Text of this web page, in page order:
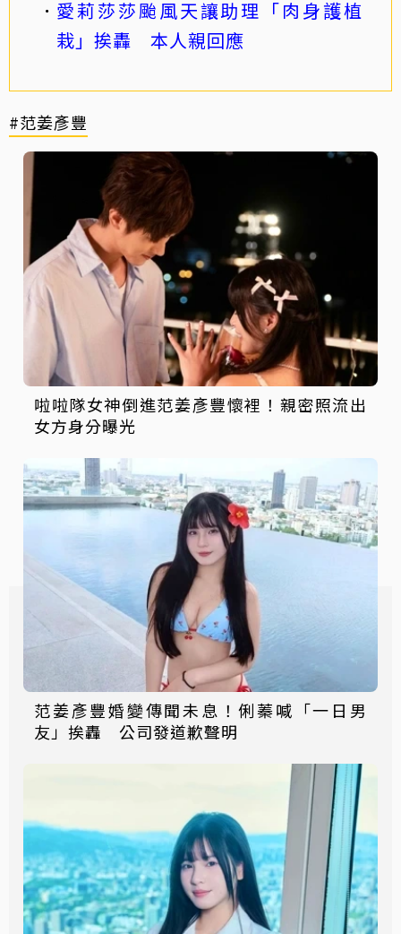
愛莉莎莎颱風天讓助理「肉身護植
栽」挨轟 本人親回應
#范姜彥豐
啦啦隊女神倒進范姜彥豐懷裡！親密照流出
女方身分曝光
范姜彥豐婚變傳聞未息！俐蓁喊「一日男
友」挨轟 公司發道歉聲明